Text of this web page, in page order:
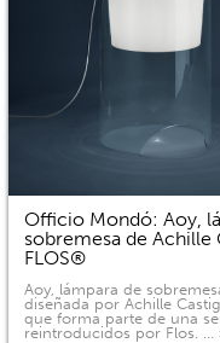
Officio Mondó: Aoy,
sobremesa de Achille
FLOS®
Aoy, lámpara de
diseñada por Achille
que forma parte de una
reintroducidos por Flos. …